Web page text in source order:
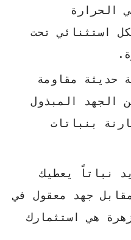
الحرارة
استثنائي تحت
حديثة مقاومة
الجهد المبذول
بنباتات
نباتاً يعطيك
جهد معقول في
هي استثمارك